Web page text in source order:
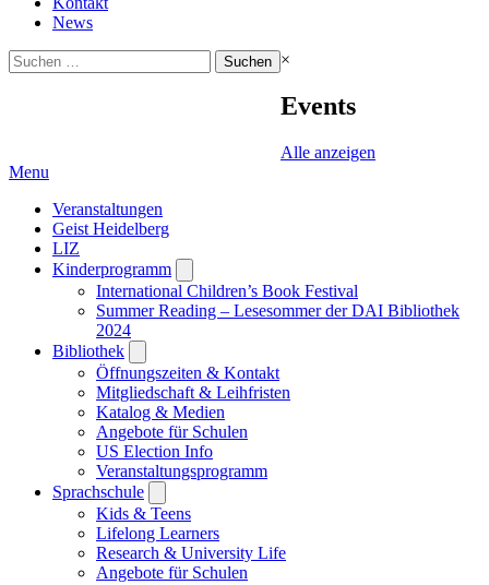
News
Suchen
nach:
×
Events
Alle anzeigen
Menu
Veranstaltungen
Geist Heidelberg
LIZ
Kinderprogramm
submenu
International Children’s Book Festival
Summer Reading – Lesesommer der DAI Bibliothek
2024
Bibliothek
submenu
Öffnungszeiten & Kontakt
Mitgliedschaft & Leihfristen
Katalog & Medien
Angebote für Schulen
US Election Info
Veranstaltungsprogramm
Sprachschule
submenu
Kids & Teens
Lifelong Learners
Research & University Life
Angebote für Schulen